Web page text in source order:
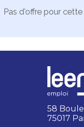
Pas d'offre pour
58
75017